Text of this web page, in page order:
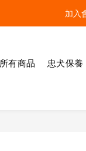
所有商品 忠犬保養